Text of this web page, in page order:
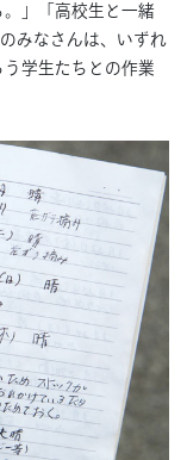
。」「高校生と一緒
みなさんは、いずれ
学生たちとの作業